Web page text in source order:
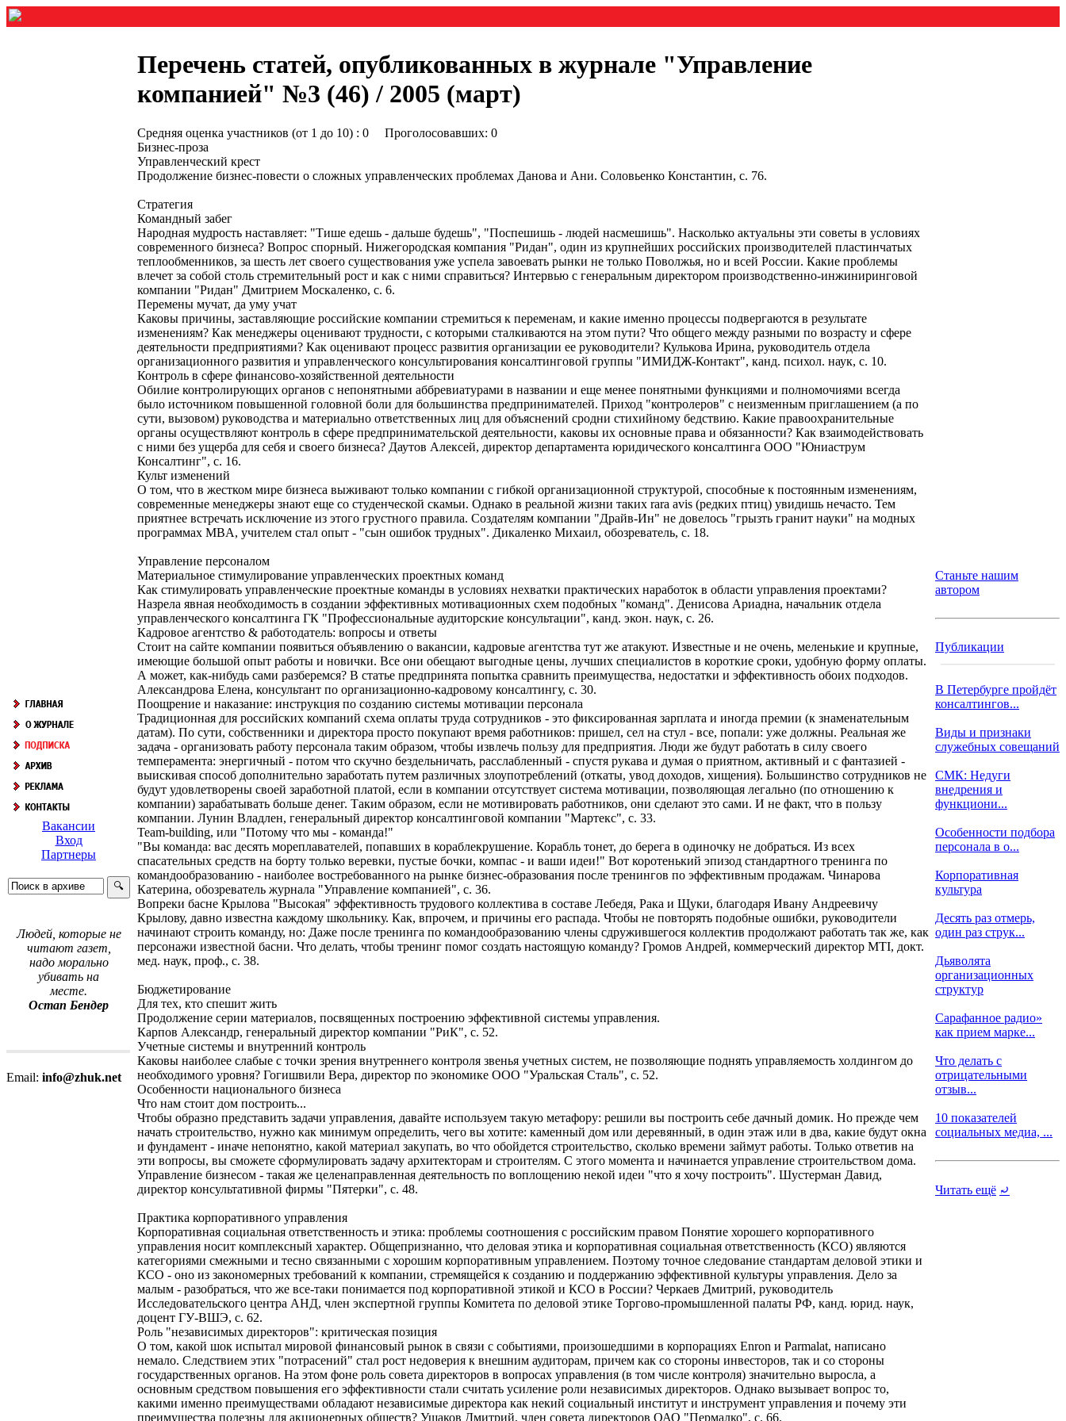
Вакансии
Вход
Партнеры
Людей, которые не
читают газет,
надо морально
убивать на
месте.
Остап Бендер
Email: info@zhuk.net
Перечень статей, опубликованных в журнале "Управление
компанией" №3 (46) / 2005 (март)
Средняя оценка участников (от 1 до 10) : 0 Проголосовавших: 0
Бизнес-проза
Управленческий крест
Продолжение бизнес-повести о сложных управленческих проблемах Данова и Ани. Соловьенко Константин, с. 76.
Стратегия
Командный забег
Народная мудрость наставляет: "Тише едешь - дальше будешь", "Поспешишь - людей насмешишь". Насколько актуальны эти советы в условиях
современного бизнеса? Вопрос спорный. Нижегородская компания "Ридан", один из крупнейших российских производителей пластинчатых
теплообменников, за шесть лет своего существования уже успела завоевать рынки не только Поволжья, но и всей России. Какие проблемы
влечет за собой столь стремительный рост и как с ними справиться? Интервью с генеральным директором производственно-инжиниринговой
компании "Ридан" Дмитрием Москаленко, с. 6.
Перемены мучат, да уму учат
Каковы причины, заставляющие российские компании стремиться к переменам, и какие именно процессы подвергаются в результате
изменениям? Как менеджеры оценивают трудности, с которыми сталкиваются на этом пути? Что общего между разными по возрасту и сфере
деятельности предприятиями? Как оценивают процесс развития организации ее руководители? Кулькова Ирина, руководитель отдела
организационного развития и управленческого консультирования консалтинговой группы "ИМИДЖ-Контакт", канд. психол. наук, с. 10.
Контроль в сфере финансово-хозяйственной деятельности
Обилие контролирующих органов с непонятными аббревиатурами в названии и еще менее понятными функциями и полномочиями всегда
было источником повышенной головной боли для большинства предпринимателей. Приход "контролеров" с неизменным приглашением (а по
сути, вызовом) руководства и материально ответственных лиц для объяснений сродни стихийному бедствию. Какие правоохранительные
органы осуществляют контроль в сфере предпринимательской деятельности, каковы их основные права и обязанности? Как взаимодействовать
с ними без ущерба для себя и своего бизнеса? Даутов Алексей, директор департамента юридического консалтинга ООО "Юниаструм
Консалтинг", с. 16.
Культ изменений
О том, что в жестком мире бизнеса выживают только компании с гибкой организационной структурой, способные к постоянным изменениям,
современные менеджеры знают еще со студенческой скамьи. Однако в реальной жизни таких rara avis (редких птиц) увидишь нечасто. Тем
приятнее встречать исключение из этого грустного правила. Создателям компании "Драйв-Ин" не довелось "грызть гранит науки" на модных
программах MBA, учителем стал опыт - "сын ошибок трудных". Дикаленко Михаил, обозреватель, с. 18.
Управление персоналом
Материальное стимулирование управленческих проектных команд
Как стимулировать управленческие проектные команды в условиях нехватки практических наработок в области управления проектами?
Назрела явная необходимость в создании эффективных мотивационных схем подобных "команд". Денисова Ариадна, начальник отдела
управленческого консалтинга ГК "Профессиональные аудиторские консультации", канд. экон. наук, с. 26.
Кадровое агентство & работодатель: вопросы и ответы
Стоит на сайте компании появиться объявлению о вакансии, кадровые агентства тут же атакуют. Известные и не очень, меленькие и крупные,
имеющие большой опыт работы и новички. Все они обещают выгодные цены, лучших специалистов в короткие сроки, удобную форму оплаты.
А может, как-нибудь сами разберемся? В статье предпринята попытка сравнить преимущества, недостатки и эффективность обоих подходов.
Александрова Елена, консультант по организационно-кадровому консалтингу, с. 30.
Поощрение и наказание: инструкция по созданию системы мотивации персонала
Традиционная для российских компаний схема оплаты труда сотрудников - это фиксированная зарплата и иногда премии (к знаменательным
датам). По сути, собственники и директора просто покупают время работников: пришел, сел на стул - все, попали: уже должны. Реальная же
задача - организовать работу персонала таким образом, чтобы извлечь пользу для предприятия. Люди же будут работать в силу своего
темперамента: энергичный - потом что скучно бездельничать, расслабленный - спустя рукава и думая о приятном, активный и с фантазией -
выискивая способ дополнительно заработать путем различных злоупотреблений (откаты, увод доходов, хищения). Большинство сотрудников не
будут удовлетворены своей заработной платой, если в компании отсутствует система мотивации, позволяющая легально (по отношению к
компании) зарабатывать больше денег. Таким образом, если не мотивировать работников, они сделают это сами. И не факт, что в пользу
компании. Лунин Владлен, генеральный директор консалтинговой компании "Мартекс", с. 33.
Team-building, или "Потому что мы - команда!"
"Вы команда: вас десять мореплавателей, попавших в кораблекрушение. Корабль тонет, до берега в одиночку не добраться. Из всех
спасательных средств на борту только веревки, пустые бочки, компас - и ваши идеи!" Вот коротенький эпизод стандартного тренинга по
командообразованию - наиболее востребованного на рынке бизнес-образования после тренингов по эффективным продажам. Чинарова
Катерина, обозреватель журнала "Управление компанией", с. 36.
Вопреки басне Крылова "Высокая" эффективность трудового коллектива в составе Лебедя, Рака и Щуки, благодаря Ивану Андреевичу
Крылову, давно известна каждому школьнику. Как, впрочем, и причины его распада. Чтобы не повторять подобные ошибки, руководители
начинают строить команду, но: Даже после тренинга по командообразованию члены сдружившегося коллектив продолжают работать так же, как
персонажи известной басни. Что делать, чтобы тренинг помог создать настоящую команду? Громов Андрей, коммерческий директор MTI, докт.
мед. наук, проф., с. 38.
Бюджетирование
Для тех, кто спешит жить
Продолжение серии материалов, посвященных построению эффективной системы управления.
Карпов Александр, генеральный директор компании "РиК", с. 52.
Учетные системы и внутренний контроль
Каковы наиболее слабые с точки зрения внутреннего контроля звенья учетных систем, не позволяющие поднять управляемость холдингом до
необходимого уровня? Гогишвили Вера, директор по экономике ООО "Уральская Сталь", с. 52.
Особенности национального бизнеса
Что нам стоит дом построить...
Чтобы образно представить задачи управления, давайте используем такую метафору: решили вы построить себе дачный домик. Но прежде чем
начать строительство, нужно как минимум определить, чего вы хотите: каменный дом или деревянный, в один этаж или в два, какие будут окна
и фундамент - иначе непонятно, какой материал закупать, во что обойдется строительство, сколько времени займут работы. Только ответив на
эти вопросы, вы сможете сформулировать задачу архитекторам и строителям. С этого момента и начинается управление строительством дома.
Управление бизнесом - такая же целенаправленная деятельность по воплощению некой идеи "что я хочу построить". Шустерман Давид,
директор консультативной фирмы "Пятерки", с. 48.
Практика корпоративного управления
Корпоративная социальная ответственность и этика: проблемы соотношения с российским правом Понятие хорошего корпоративного
управления носит комплексный характер. Общепризнанно, что деловая этика и корпоративная социальная ответственность (КСО) являются
категориями смежными и тесно связанными с хорошим корпоративным управлением. Поэтому точное следование стандартам деловой этики и
КСО - оно из закономерных требований к компании, стремящейся к созданию и поддержанию эффективной культуры управления. Дело за
малым - разобраться, что же все-таки понимается под корпоративной этикой и КСО в России? Черкаев Дмитрий, руководитель
Исследовательского центра АНД, член экспертной группы Комитета по деловой этике Торгово-промышленной палаты РФ, канд. юрид. наук,
доцент ГУ-ВШЭ, с. 62.
Роль "независимых директоров": критическая позиция
О том, какой шок испытал мировой финансовый рынок в связи с событиями, произошедшими в корпорациях Enron и Parmalat, написано
немало. Следствием этих "потрасений" стал рост недоверия к внешним аудиторам, причем как со стороны инвесторов, так и со стороны
государственных органов. На этом фоне роль совета директоров в вопросах управления (в том числе контроля) значительно выросла, а
основным средством повышения его эффективности стали считать усиление роли независимых директоров. Однако вызывает вопрос то,
какими именно преимуществами обладают независимые директора как некий социальный институт и инструмент управления и почему эти
преимущества полезны для акционерных обществ? Ушаков Дмитрий, член совета директоров ОАО "Пермалко", с. 66.
Станьте нашим
автором
Публикации
В Петербурге пройдёт
консалтингов...
Виды и признаки
служебных совещаний
СМК: Недуги
внедрения и
функциони...
Особенности подбора
персонала в о...
Корпоративная
культура
Десять раз отмерь,
один раз струк...
Дьяволята
организационных
структур
Сарафанное радио»
как прием марке...
Что делать с
отрицательными
отзыв...
10 показателей
социальных медиа, ...
Читать ещё ⤾